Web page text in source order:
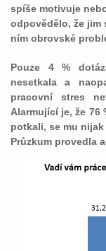
spíše motivuje
odpovědělo, že jim
ním obrovské
Pouze 4 %
nesetkala a
pracovní stres
Alarmující je, že 76
potkali, se mu
Průzkum provedla